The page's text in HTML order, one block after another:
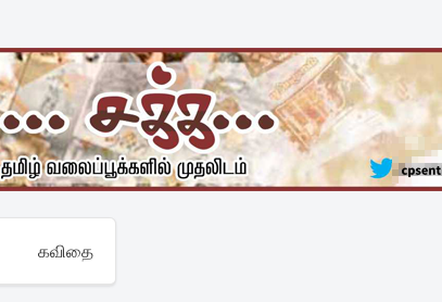
கவிதை